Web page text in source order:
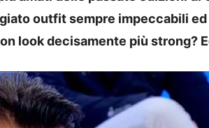
outfit sempre impeccabili
look decisamente più strong?